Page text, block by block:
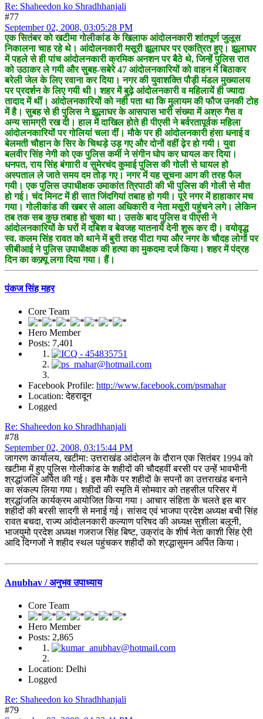
Re: Shaheedon ko Shradhhanjali
#77
September 02, 2008, 03:05:28 PM
एक सितंबर को खटीमा गोलीकांड के खिलाफ आंदोलनकारी शांतपूर्ण जुलूस
निकालना चाह रहे थे। आंदोलनकारी मसूरी झूलाघर पर एकत्रित हुए। झूलाघर
में पहले से ही पांच आंदोलनकारी क्रमिक अनशन पर बैठे थे, जिन्हें पुलिस रात
को उठाकर ले गयी और सुबह-सबेरे 47 आंदोलनकारियों को वाहन में बिठाकर
बरेली जेल के लिए रवाना कर दिया। नगर की युवाशक्ति पौड़ी मंडल मुख्यालय
पर प्रदर्शन के लिए गयी थी। शहर में बुढ़े आंदोलनकारी व महिलायें ही ज्यादा
तादाद में थीं। आंदोलनकारियों को नही पता था कि मुलायम की फौज उनकी टोह
में है। सुबह से ही पुलिस ने झूलाघर के आसपास भारी संख्या में अश्रु गैस व
अन्य सामग्री रख दी। हाल में दाखिल होते ही पीएसी ने बर्वरतापूर्वक महिला
आंदोलनकारियों पर गोलियां चला दीं। मौके पर ही आंदोलनकारी हंसा धनाई व
बेलमती चौहान के सिर के चिथड़े उड़ गए और दोनों वहीं ढ़ेर हो गयी। युवा
बलवीर सिंह नेगी को एक पुलिस कर्मी ने संगीन घोप कर घायल कर दिया।
धनपत, राय सिंह बंगाारी व सुमेरचंद कुमाई पुलिस की गोली से घायल हो
अस्पताल ले जाते समय दम तोड़ गए। नगर में यह सूचना आग की तरह फैल
गयी। एक पुलिस उपाधीक्षक उमाकांत त्रिपाठी की भी पुलिस की गोली से मौत
हो गई। चंद मिनट में ही सात जिंदगियां तबाह हो गयी। पूरे नगर में हाहाकार मच
गया। गोलीकांड की खबर से आला अधिकारी व नेता मसूरी पहुंचने लगे। लेकिन
तब तक सब कुछ तबाह हो चुका था। उसके बाद पुलिस व पीएसी ने
आंदोलनकारियों के घरों में दबिश व बेवजह यातनायें देनी शुरू कर दी। वयोवृद्ध
स्व. कलम सिंह रावत को थाने में बुरी तरह पीटा गया और नगर के चौदह लोगों पर
सीबीआई ने पुलिस उपाधीक्षक की हत्या का मुकदमा दर्ज किया। शहर में पंद्रह
दिन का कफ्र्यू लगा दिया गया। हैं।
पंकज सिंह महर
Core Team
Hero Member
Posts: 7,401
Facebook Profile: http://www.facebook.com/psmahar
Location: देहरादून
Logged
Re: Shaheedon ko Shradhhanjali
#78
September 02, 2008, 03:15:44 PM
जागरण कार्यालय, खटीमा: उत्तराखंड आंदोलन के दौरान एक सितंबर 1994 को
खटीमा में हुए पुलिस गोलीकांड के शहीदों की चौदहवीं बरसी पर उन्हें भावभीनी
श्रद्धांजलि अर्पित की गई। इस मौके पर शहीदों के सपनों का उत्तराखंड बनाने
का संकल्प लिया गया। शहीदों की स्मृति में सोमवार को तहसील परिसर में
श्रद्धांजलि कार्यक्रम आयोजित किया गया। आचार संहिता के चलते इस बार
शहीदों की बरसी सादगी से मनाई गई। सांसद एवं भाजपा प्रदेश अध्यक्ष बची सिंह
रावत बचदा, राज्य आंदोलनकारी कल्याण परिषद की अध्यक्ष सुशीला बलूनी,
भाजयुमो प्रदेश अध्यक्ष गजराज सिंह बिष्ट, उक्रांद के शीर्ष नेता काशी सिंह ऐरी
आदि दिग्गजों ने शहीद स्थल पहुंचकर शहीदों को श्रद्धासुमन अर्पित किया।
Anubhav / अनुभव उपाध्याय
Core Team
Hero Member
Posts: 2,865
Location: Delhi
Logged
Re: Shaheedon ko Shradhhanjali
#79